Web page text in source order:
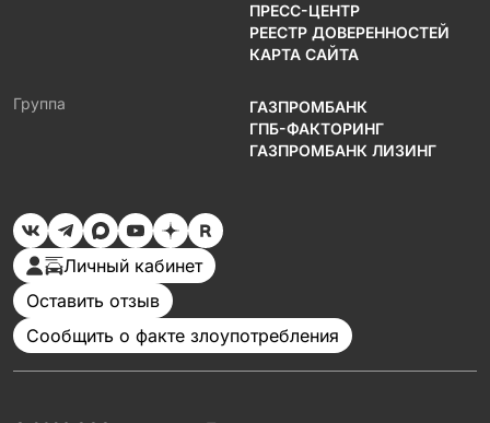
ПРЕСС-ЦЕНТР
РЕЕСТР ДОВЕРЕННОСТЕЙ
КАРТА САЙТА
Группа
ГАЗПРОМБАНК
ГПБ-ФАКТОРИНГ
ГАЗПРОМБАНК ЛИЗИНГ
Личный кабинет
Оставить отзыв
Сообщить о факте злоупотребления